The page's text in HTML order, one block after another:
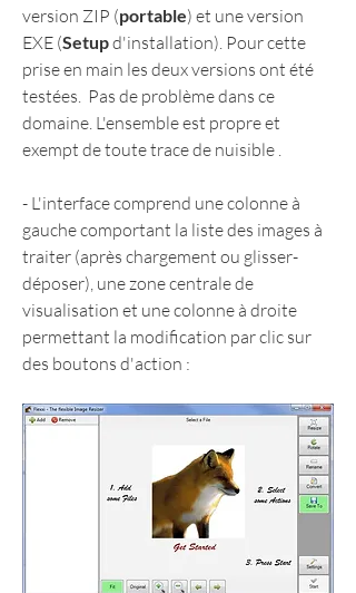
version ZIP (portable) et une version
EXE (Setup d'installation). Pour cette
prise en main les deux versions ont été
testées.  Pas de problème dans ce
domaine. L'ensemble est propre et
exempt de toute trace de nuisible .
- L'interface comprend une colonne à
gauche comportant la liste des images à
traiter (après chargement ou glisser-
déposer), une zone centrale de
visualisation et une colonne à droite
permettant la modification par clic sur
des boutons d'action :